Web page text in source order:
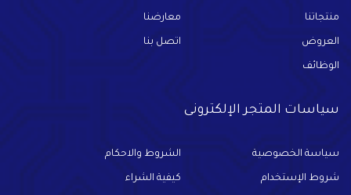
منتجاتنا معارضنا
العروض اتصل بنا
الوظائف
سياسات المتجر الإلكترونى
سياسة الخصوصية الشروط والاحكام
شروط الإستخدام كيفية الشراء